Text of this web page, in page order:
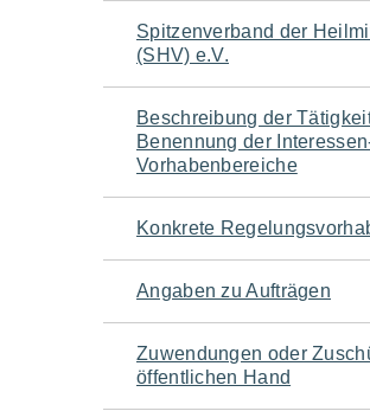
Navigation
für
den
Seiteninhalt
Spitzenverband der
(SHV) e.V.
Beschreibung der
Benennung der
Vorhabenbereiche
Konkrete
Angaben zu Aufträgen
Zuwendungen oder
öffentlichen Hand